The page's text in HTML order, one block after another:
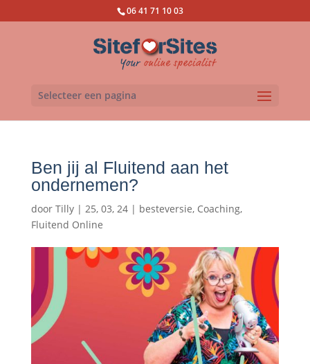
06 41 71 10 03
Selecteer een pagina
Ben jij al Fluitend aan het
ondernemen?
door Tilly| 25, 03, 24| besteversie, Coaching,
Fluitend Online